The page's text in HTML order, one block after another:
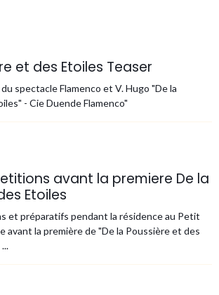
et des Etoiles Teaser
spectacle Flamenco et V. Hugo "De la
- Cie Duende Flamenco"
avant la premiere De la
Etoiles
et préparatifs pendant la résidence au Petit
avant la première de "De la Poussière et des